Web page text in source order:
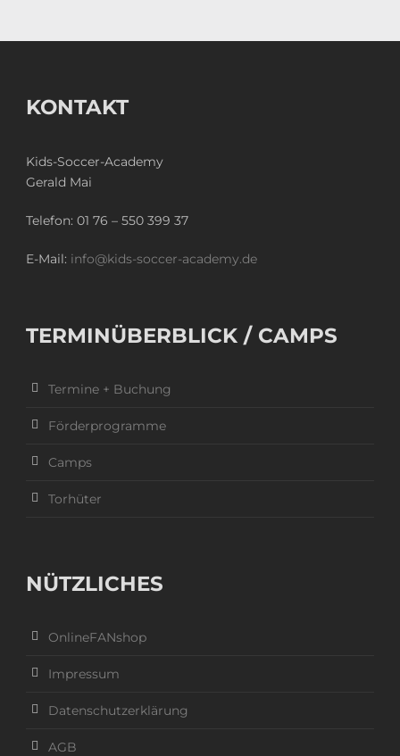
KONTAKT
Kids-Soccer-Academy
Gerald Mai
Telefon: 01 76 – 550 399 37
E-Mail: info@kids-soccer-academy.de
TERMINÜBERBLICK / CAMPS
Termine + Buchung
Förderprogramme
Camps
Torhüter
NÜTZLICHES
OnlineFANshop
Impressum
Datenschutzerklärung
AGB